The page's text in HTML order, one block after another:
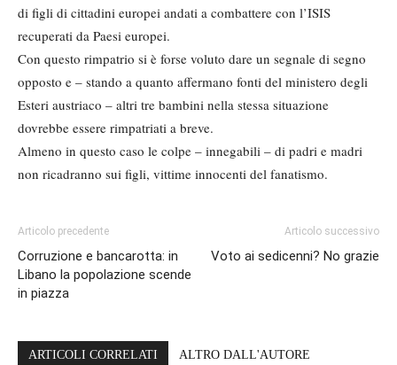
di figli di cittadini europei andati a combattere con l’ISIS
recuperati da Paesi europei.
Con questo rimpatrio si è forse voluto dare un segnale di segno
opposto e – stando a quanto affermano fonti del ministero degli
Esteri austriaco – altri tre bambini nella stessa situazione
dovrebbe essere rimpatriati a breve.
Almeno in questo caso le colpe – innegabili – di padri e madri
non ricadranno sui figli, vittime innocenti del fanatismo.
Articolo precedente
Corruzione e bancarotta: in
Libano la popolazione scende
in piazza
Articolo successivo
Voto ai sedicenni? No grazie
ARTICOLI CORRELATI ALTRO DALL'AUTORE